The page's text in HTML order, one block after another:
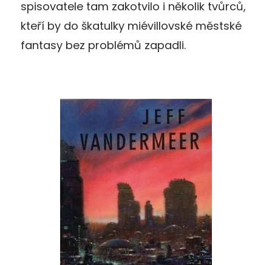
spisovatele tam zakotvilo i několik tvůrců,
kteří by do škatulky miévillovské městské
fantasy bez problémů zapadli.